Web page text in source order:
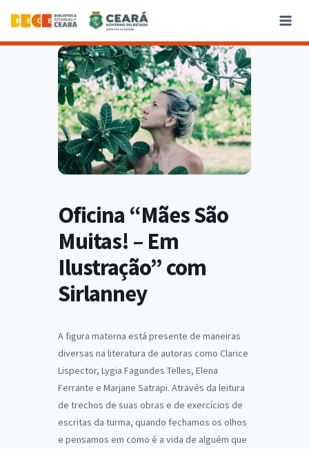
Oficina “Mães São
Muitas! – Em
Ilustração” com
Sirlanney
A figura materna está presente de maneiras
diversas na literatura de autoras como Clarice
Lispector, Lygia Fagundes Telles, Elena
Ferrante e Marjane Satrapi. Através da leitura
de trechos de suas obras e de exercícios de
escritas da turma, quando fechamos os olhos
e pensamos em como é a vida de alguém que